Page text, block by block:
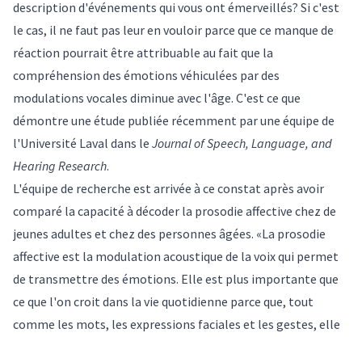
description d'événements qui vous ont émerveillés? Si c'est
le cas, il ne faut pas leur en vouloir parce que ce manque de
réaction pourrait être attribuable au fait que la
compréhension des émotions véhiculées par des
modulations vocales diminue avec l'âge. C'est ce que
démontre une étude publiée récemment par une équipe de
l'Université Laval dans le Journal of Speech, Language, and
Hearing Research.
L'équipe de recherche est arrivée à ce constat après avoir
comparé la capacité à décoder la prosodie affective chez de
jeunes adultes et chez des personnes âgées. «La prosodie
affective est la modulation acoustique de la voix qui permet
de transmettre des émotions. Elle est plus importante que
ce que l'on croit dans la vie quotidienne parce que, tout
comme les mots, les expressions faciales et les gestes, elle